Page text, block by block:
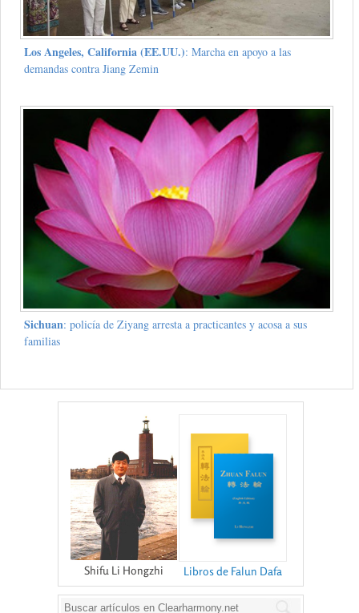
Los Angeles, California (EE.UU.): Marcha en apoyo a las
demandas contra Jiang Zemin
Sichuan: policía de Ziyang arresta a practicantes y acosa a sus
familias
Shifu Li Hongzhi Libros de Falun Dafa